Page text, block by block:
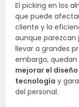
El picking en los
que puede
cliente y la
aunque parezcan
llevar a grandes
embargo,
mejorar el
tecnología y
del personal.